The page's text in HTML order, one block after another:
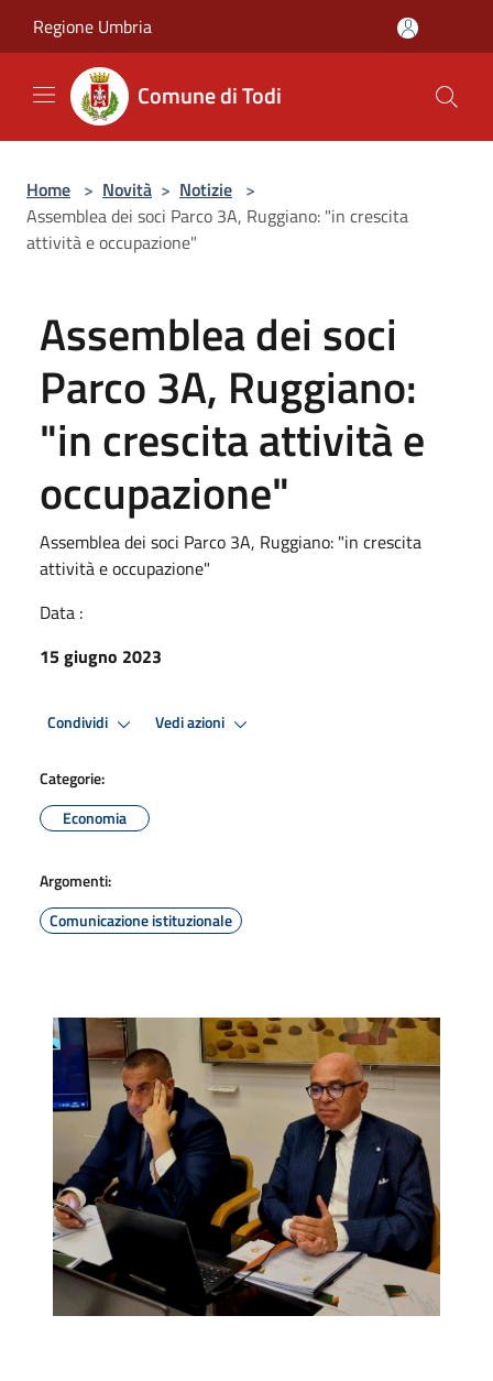
Regione Umbria
Comune di Todi
Home > Novità > Notizie >
Assemblea dei soci Parco 3A, Ruggiano: "in crescita
attività e occupazione"
Assemblea dei soci
Parco 3A, Ruggiano:
"in crescita attività e
occupazione"
Assemblea dei soci Parco 3A, Ruggiano: "in crescita
attività e occupazione"
Data :
15 giugno 2023
Condividi Vedi azioni
Categorie:
Economia
Argomenti:
Comunicazione istituzionale